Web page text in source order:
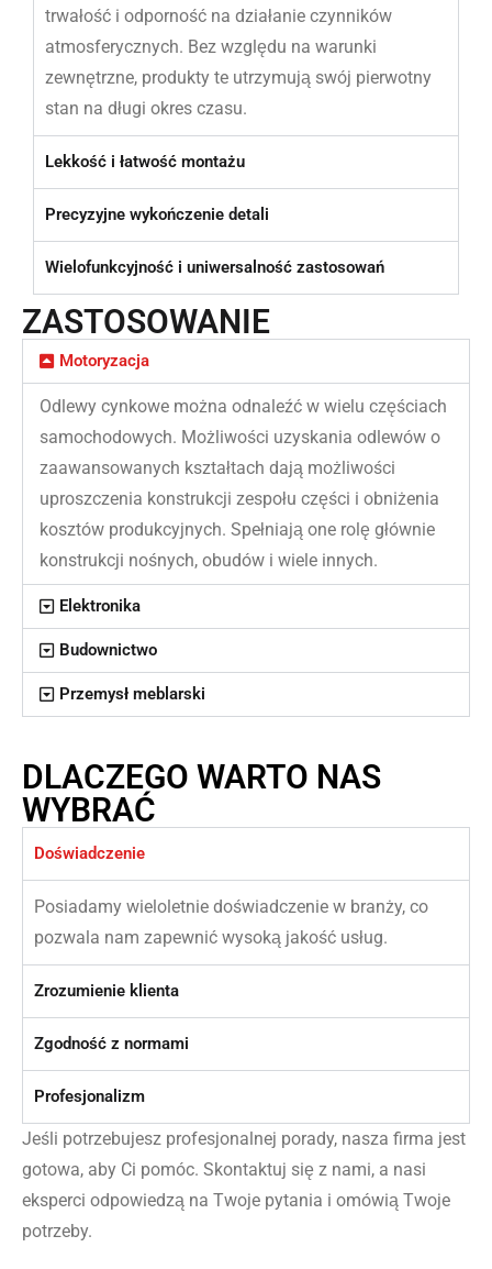
trwałość i odporność na działanie czynników
atmosferycznych. Bez względu na warunki
zewnętrzne, produkty te utrzymują swój pierwotny
stan na długi okres czasu.
Lekkość i łatwość montażu
Precyzyjne wykończenie detali
Wielofunkcyjność i uniwersalność zastosowań
ZASTOSOWANIE
Motoryzacja
Odlewy cynkowe można odnaleźć w wielu częściach
samochodowych. Możliwości uzyskania odlewów o
zaawansowanych kształtach dają możliwości
uproszczenia konstrukcji zespołu części i obniżenia
kosztów produkcyjnych. Spełniają one rolę głównie
konstrukcji nośnych, obudów i wiele innych.
Elektronika
Budownictwo
Przemysł meblarski
DLACZEGO WARTO NAS
WYBRAĆ
Doświadczenie
Posiadamy wieloletnie doświadczenie w branży, co
pozwala nam zapewnić wysoką jakość usług.
Zrozumienie klienta
Zgodność z normami
Profesjonalizm
Jeśli potrzebujesz profesjonalnej porady, nasza firma jest
gotowa, aby Ci pomóc. Skontaktuj się z nami, a nasi
eksperci odpowiedzą na Twoje pytania i omówią Twoje
potrzeby.